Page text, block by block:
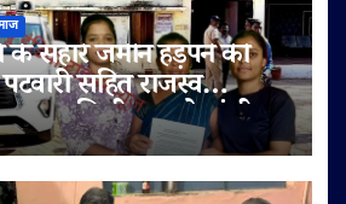
के सहारे जमीन हड़पने की
सहित राजस्व
लगाए मिलीभगत के गंभीर